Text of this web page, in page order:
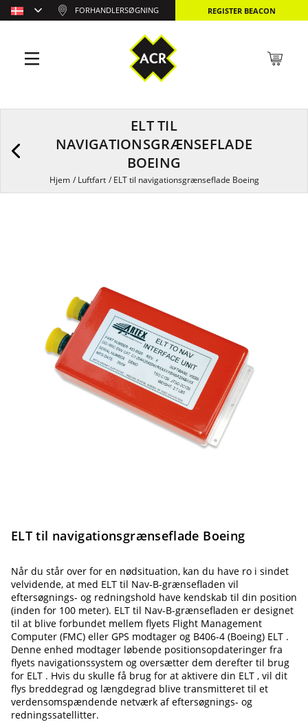
ELT TIL
NAVIGATIONSGRÆNSEFLADE
BOEING
Hjem /Luftfart /ELT til navigationsgrænseflade Boeing
ELT til navigationsgrænseflade Boeing
Når du står over for en nødsituation, kan du have ro i sindet
velvidende, at med ELT til Nav-B-grænsefladen vil
eftersøgnings- og redningshold have kendskab til din position
(inden for 100 meter). ELT til Nav-B-grænsefladen er designet
til at blive forbundet mellem flyets Flight Management
Computer (FMC) eller GPS modtager og B406-4 (Boeing) ELT .
Denne enhed modtager løbende positionsopdateringer fra
flyets navigationssystem og oversætter dem derefter til brug
for ELT . Hvis du skulle få brug for at aktivere din ELT , vil dit
flys breddegrad og længdegrad blive transmitteret til et
verdensomspændende netværk af eftersøgnings- og
redningssatellitter.
FORHANDLERSØGNING REGISTER BEACON